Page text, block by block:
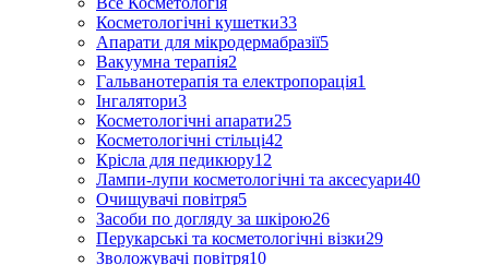
Косметологічні кушетки33
Апарати для мікродермабразії5
Вакуумна терапія2
Гальванотерапія та електропорація1
Інгалятори3
Косметологічні апарати25
Косметологічні стільці42
Крісла для педикюру12
Лампи-лупи косметологічні та аксесуари40
Очищувачі повітря5
Засоби по догляду за шкірою26
Перукарські та косметологічні візки29
Зволожувачі повітря10